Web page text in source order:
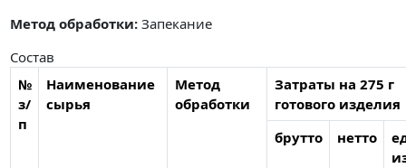
Метод обработки: Запекание
Состав
№
з/
п
Наименование
сырья
Метод
обработки
Затраты на 275 г
готового изделия
брутто
нетто